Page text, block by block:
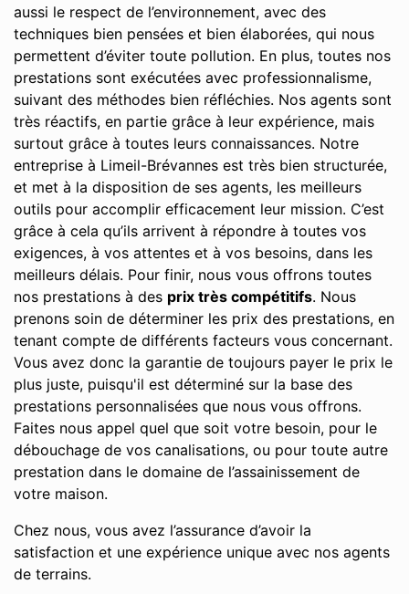
aussi le respect de l’environnement, avec des
techniques bien pensées et bien élaborées, qui nous
permettent d’éviter toute pollution. En plus, toutes nos
prestations sont exécutées avec professionnalisme,
suivant des méthodes bien réfléchies. Nos agents sont
très réactifs, en partie grâce à leur expérience, mais
surtout grâce à toutes leurs connaissances. Notre
entreprise à Limeil-Brévannes est très bien structurée,
et met à la disposition de ses agents, les meilleurs
outils pour accomplir efficacement leur mission. C’est
grâce à cela qu’ils arrivent à répondre à toutes vos
exigences, à vos attentes et à vos besoins, dans les
meilleurs délais. Pour finir, nous vous offrons toutes
nos prestations à des prix très compétitifs. Nous
prenons soin de déterminer les prix des prestations, en
tenant compte de différents facteurs vous concernant.
Vous avez donc la garantie de toujours payer le prix le
plus juste, puisqu'il est déterminé sur la base des
prestations personnalisées que nous vous offrons.
Faites nous appel quel que soit votre besoin, pour le
débouchage de vos canalisations, ou pour toute autre
prestation dans le domaine de l’assainissement de
votre maison.
Chez nous, vous avez l’assurance d’avoir la
satisfaction et une expérience unique avec nos agents
de terrains.